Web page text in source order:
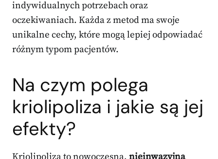
indywidualnych potrzebach oraz
oczekiwaniach. Każda z metod ma swoje
unikalne cechy, które mogą lepiej odpowiadać
różnym typom pacjentów.
Na czym polega
kriolipoliza i jakie są jej
efekty?